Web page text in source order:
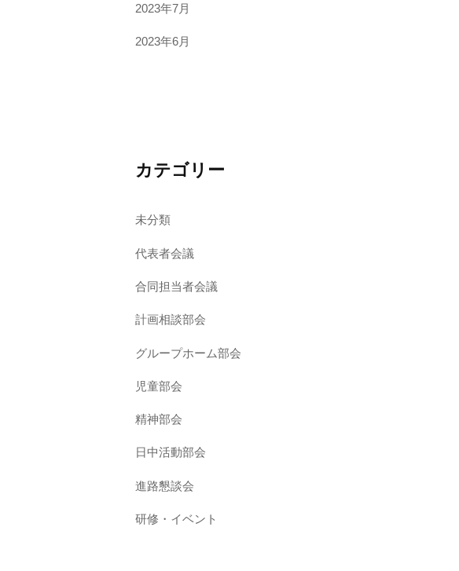
2023年7月
2023年6月
カテゴリー
未分類
代表者会議
合同担当者会議
計画相談部会
グループホーム部会
児童部会
精神部会
日中活動部会
進路懇談会
研修・イベント